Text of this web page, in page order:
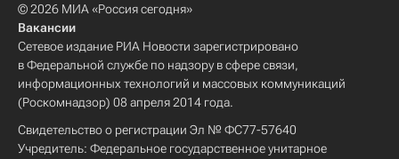
© 2026 МИА «Россия сегодня»
Вакансии
Сетевое издание РИА Новости зарегистрировано
в Федеральной службе по надзору в сфере связи,
информационных технологий и массовых коммуникаций
(Роскомнадзор) 08 апреля 2014 года.
Свидетельство о регистрации Эл № ФС77-57640
Учредитель: Федеральное государственное унитарное